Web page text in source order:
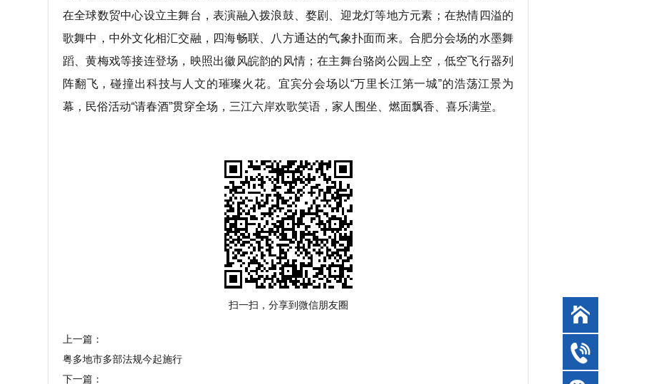
在全球数贸中心设立主舞台，表演融入拨浪鼓、婺剧、迎龙灯等地方元素；在热情四溢的
歌舞中，中外文化相汇交融，四海畅联、八方通达的气象扑面而来。合肥分会场的水墨舞
蹈、黄梅戏等接连登场，映照出徽风皖韵的风情；在主舞台骆岗公园上空，低空飞行器列
阵翻飞，碰撞出科技与人文的璀璨火花。宜宾分会场以“万里长江第一城”的浩荡江景为
幕，民俗活动“请春酒”贯穿全场，三江六岸欢歌笑语，家人围坐、燃面飘香、喜乐满堂。
扫一扫，分享到微信朋友圈
上一篇：
粤多地市多部法规今起施行
下一篇：